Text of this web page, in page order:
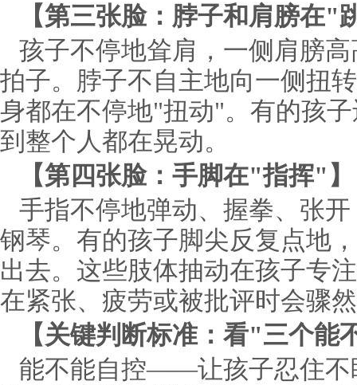
【第三张脸：脖子和肩膀在"
孩子不停地耸肩，一侧肩膀
拍子。脖子不自主地向一侧扭
身都在不停地"扭动"。有的孩
到整个人都在晃动。
【第四张脸：手脚在"指挥"】
手指不停地弹动、握拳、张
钢琴。有的孩子脚尖反复点地
出去。这些肢体抽动在孩子专
在紧张、疲劳或被批评时会骤
【关键判断标准：看"三个能
能不能自控——让孩子忍住不